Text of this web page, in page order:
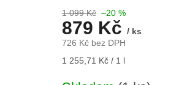
1 099 Kč –20 %
879 Kč / ks
726 Kč bez DPH
Měrná
1 255,71 Kč / 1 l